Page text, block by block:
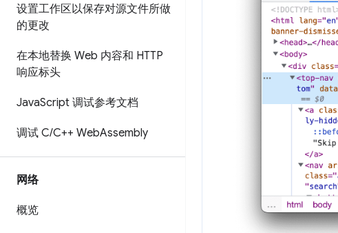
设置工作区以保存对源文件所做
的更改
在本地替换 Web 内容和 HTTP
响应标头
JavaScript 调试参考文档
调试 C/C++ WebAssembly
网络
概览